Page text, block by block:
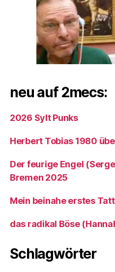
neu auf 2mecs:
2026 Sylt Punks
Herbert Tobias 1980
Der feurige Engel
Bremen 2025
Mein beinahe erstes
das radikal Böse
Schlagwörter